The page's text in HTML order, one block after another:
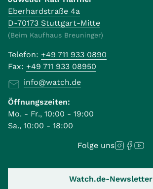
Eberhardstraße 4a
D-70173 Stuttgart-Mitte
(Beim Kaufhaus Breuninger)
Telefon: +49 711 933 0890
Fax: +49 711 933 08950
info@watch.de
Öffnungszeiten:
Mo. - Fr., 10:00 - 19:00
Sa., 10:00 - 18:00
Folge uns
Watch.de-Newsletter